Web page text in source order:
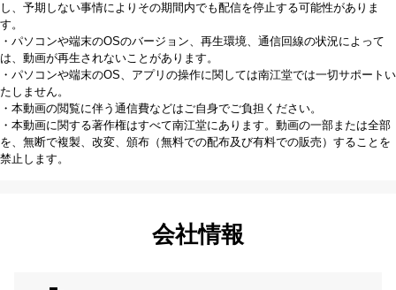
し、予期しない事情によりその期間内でも配信を停止する可能性がありま
す。
・パソコンや端末のOSのバージョン、再生環境、通信回線の状況によって
は、動画が再生されないことがあります。
・パソコンや端末のOS、アプリの操作に関しては南江堂では一切サポートい
たしません。
・本動画の閲覧に伴う通信費などはご自身でご負担ください。
・本動画に関する著作権はすべて南江堂にあります。動画の一部または全部
を、無断で複製、改変、頒布（無料での配布及び有料での販売）することを
禁止します。
会社情報